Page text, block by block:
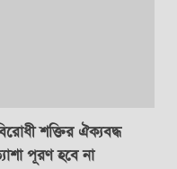
শক্তির ঐক্যবদ্ধ
পূরণ হবে না